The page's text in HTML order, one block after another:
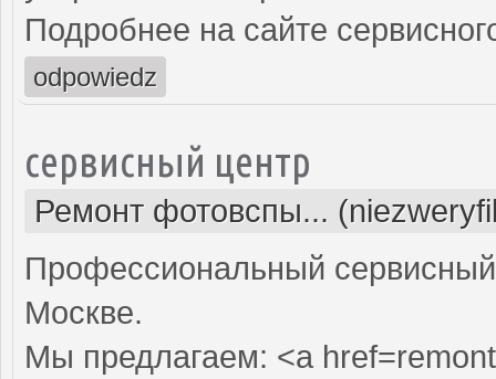
Подробнее на сайте
odpowiedz
сервисный центр
Ремонт фотовспы...
Профессиональный
Москве.
Мы предлагаем: <a